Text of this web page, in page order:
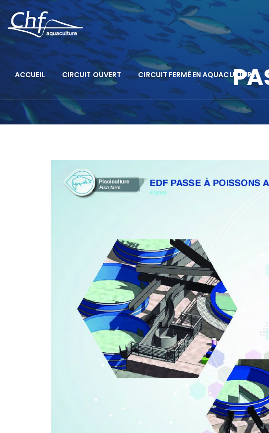
ACCUEIL CIRCUIT OUVERT CIRCUIT FERMÉ EN AQUACULTURE